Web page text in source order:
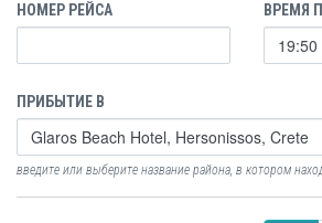
НОМЕР РЕЙСА ВРЕМЯ
ПРИБЫТИЕ В
введите или выберите название района, в котором